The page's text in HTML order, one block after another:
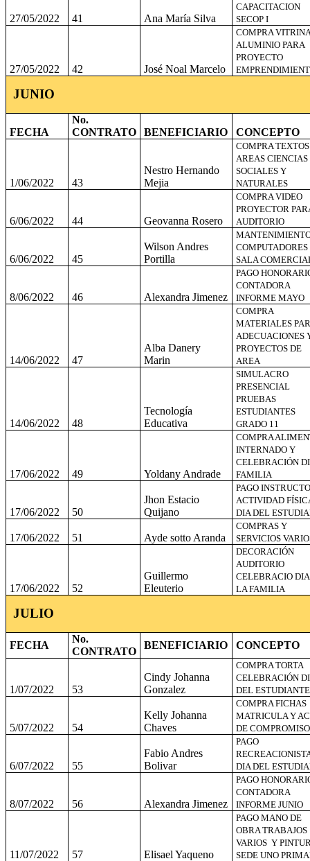
27/05/2022 41 Ana María Silva
CAPACITACION
SECOP I
27/05/2022 42 José Noal Marcelo
COMPRA
ALUMINIO PARA
PROYECTO
JUNIO
FECHA
No.
CONTRATO
BENEFICIARIO CONCEPTO
1/06/2022 43
Nestro Hernando
Mejia
COMPRA TEXTOS
AREAS CIENCIAS
SOCIALES Y
NATURALES
6/06/2022 44 Geovanna Rosero
COMPRA VIDEO
PROYECTOR
AUDITORIO
6/06/2022 45
Wilson Andres
Portilla
COMPUTADORES
SALA
8/06/2022 46 Alexandra Jimenez
PAGO
CONTADORA
INFORME MAYO
14/06/2022 47
Alba Danery
Marin
COMPRA
MATERIALES
ADECUACIONES
PROYECTOS DE
AREA
14/06/2022 48
Tecnología
Educativa
SIMULACRO
PRESENCIAL
PRUEBAS
ESTUDIANTES
GRADO 11
17/06/2022 49 Yoldany Andrade
COMPRA
INTERNADO Y
CELEBRACIÓN
FAMILIA
17/06/2022 50
Jhon Estacio
Quijano
PAGO
ACTIVIDAD
DIA DEL
17/06/2022 51 Ayde sotto Aranda
COMPRAS Y
SERVICIOS
17/06/2022 52
Guillermo
Eleuterio
DECORACIÓN
AUDITORIO
CELEBRACIO
LA FAMILIA
JULIO
FECHA
No.
CONTRATO
BENEFICIARIO CONCEPTO
1/07/2022 53
Cindy Johanna
Gonzalez
COMPRA TORTA
CELEBRACIÓN
DEL ESTUDIANTE
5/07/2022 54
Kelly Johanna
Chaves
COMPRA FICHAS
MATRICULA Y
DE COMPROMISO
6/07/2022 55
Fabio Andres
Bolivar
PAGO
DIA DEL
8/07/2022 56 Alexandra Jimenez
PAGO
CONTADORA
INFORME JUNIO
11/07/2022 57 Elisael Yaqueno
PAGO MANO DE
OBRA TRABAJOS
VARIOS Y
SEDE UNO